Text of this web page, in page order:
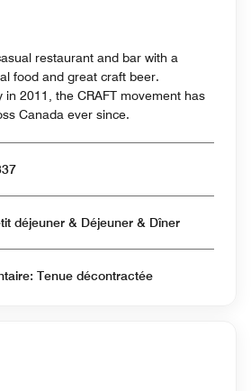
restaurant and bar with a
food and great craft beer.
in 2011, the CRAFT movement has
Canada ever since.
Ouvert pour Petit déjeuner & Déjeuner & Dîner
Tenue décontractée